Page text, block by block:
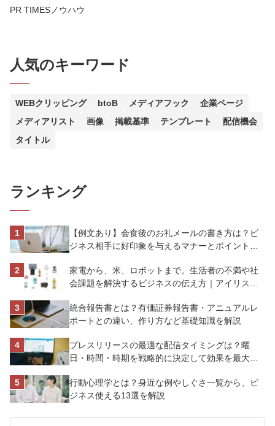
PR TIMESノウハウ
人気のキーワード
WEBクリッピング btoB メディアフック
企業ページ
メディアリスト
画像 掲載基準 テンプレート
配信機会
タイトル
ランキング
【例文あり】会食後のお礼メールの書き方は？ビ
ジネス相手に好印象を与えるマナーとポイントを
家電から、米、ロボットまで。生活者の不満や社
会課題を解決するビジネスの伝え方｜アイリスオ
統合報告書とは？有価証券報告書・アニュアルレ
ポートとの違い、作り方など基礎知識を解説
プレスリリースの最適な配信タイミングは？曜
日・時間・時期を戦略的に決定して効果を最大化
行動心理学とは？身近な例やしぐさ一覧から、ビ
ジネス使える13選を解説